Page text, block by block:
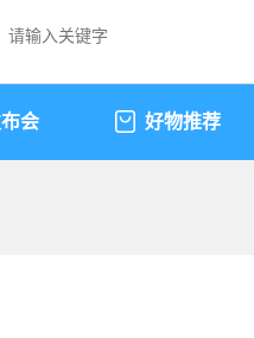
会 好物推荐